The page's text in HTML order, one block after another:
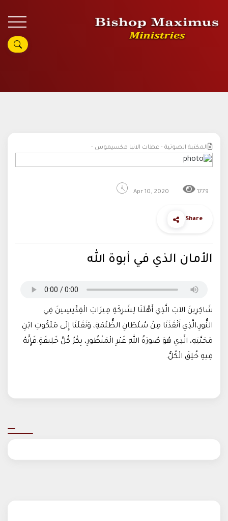
المكتبة الصوتية - عظات الانبا مكسيموس -
Apr 10, 2020 1779
Share
الأمان الذي في أبوة الله
شَاكِرِينَ الآبَ الَّذِي أَهَّلَنَا لِشَرِكَةِ مِيرَاثِ الْقِدِّيسِينَ فِي
النُّورِ،الَّذِي أَنْقَذَنَا مِنْ سُلْطَانِ الظُّلْمَةِ، وَنَقَلَنَا إِلَى مَلَكُوتِ ابْنِ
مَحَبَّتِهِ، الَّذِي هُوَ صُورَةُ اللهِ غَيْرِ الْمَنْظُورِ، بِكْرُ كُلِّ خَلِيقَةٍ.فَإِنَّهُ
فِيهِ خُلِقَ الْكُلُّ.